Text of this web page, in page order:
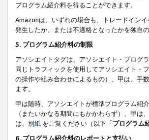
プログラム紹介料を得ることができます。
Amazonは、いずれの場合も、トレードイン
発生したか、または不適格となったかを独自
5. プログラム紹介料の制限
アソシエイトタグは、アソシエイト・プログ
同じトラフィックを使用してアソシエイト・
の操作や組み合わせによるもの）、甲は、手
ます。
甲は随時、アソシエイトが標準プログラム紹
（またいかなる期間にもかかわらず）、甲
は、 別紙 をご覧ください（以下「プログラム
6. プログラム紹介料のレポートと支払い